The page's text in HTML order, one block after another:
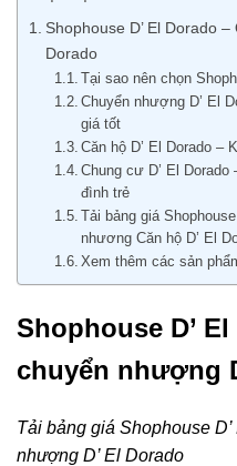
Shophouse D’ El Dorado
Dorado
Tại sao nên chọn
Chuyển nhượng D’ El
giá tốt
Căn hộ D’ El Dorado –
Chung cư D’ El
đình trẻ
Tải bảng giá
nhương Căn hộ D’ El
Xem thêm các sản
Shophouse D’
chuyển nhượng
Tải bảng giá Shophouse
nhượng D’ El Dorado